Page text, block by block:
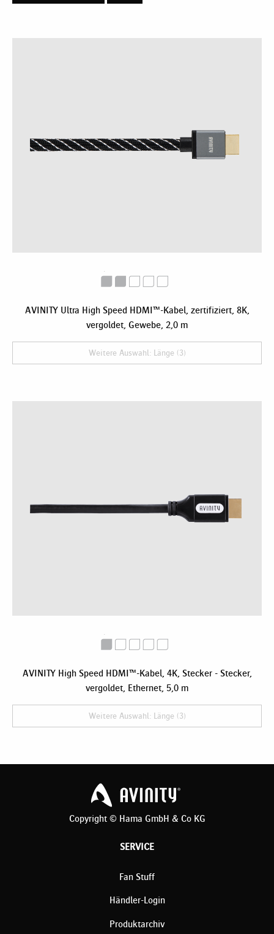
AVINITY Ultra High Speed HDMI™-Kabel, zertifiziert, 8K,
vergoldet, Gewebe, 2,0 m
Weitere Auswahl: Länge (3)
AVINITY High Speed HDMI™-Kabel, 4K, Stecker - Stecker,
vergoldet, Ethernet, 5,0 m
Weitere Auswahl: Länge (3)
Copyright © Hama GmbH & Co KG
SERVICE
Fan Stuff
Händler-Login
Produktarchiv